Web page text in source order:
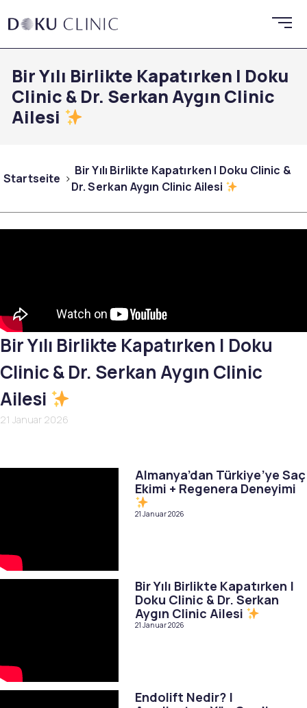
Bir Yılı Birlikte Kapatırken | Doku
Clinic & Dr. Serkan Aygın Clinic
Ailesi
Startseite
Bir Yılı Birlikte Kapatırken | Doku Clinic &
Dr. Serkan Aygın Clinic Ailesi
Bir Yılı Birlikte Kapatırken | Doku
Clinic & Dr. Serkan Aygın Clinic
Ailesi
21 Januar 2026
Almanya’dan Türkiye’ye Saç
Ekimi + Regenera Deneyimi
21 Januar 2026
Bir Yılı Birlikte Kapatırken |
Doku Clinic & Dr. Serkan
Aygın Clinic Ailesi
21 Januar 2026
Endolift Nedir? |